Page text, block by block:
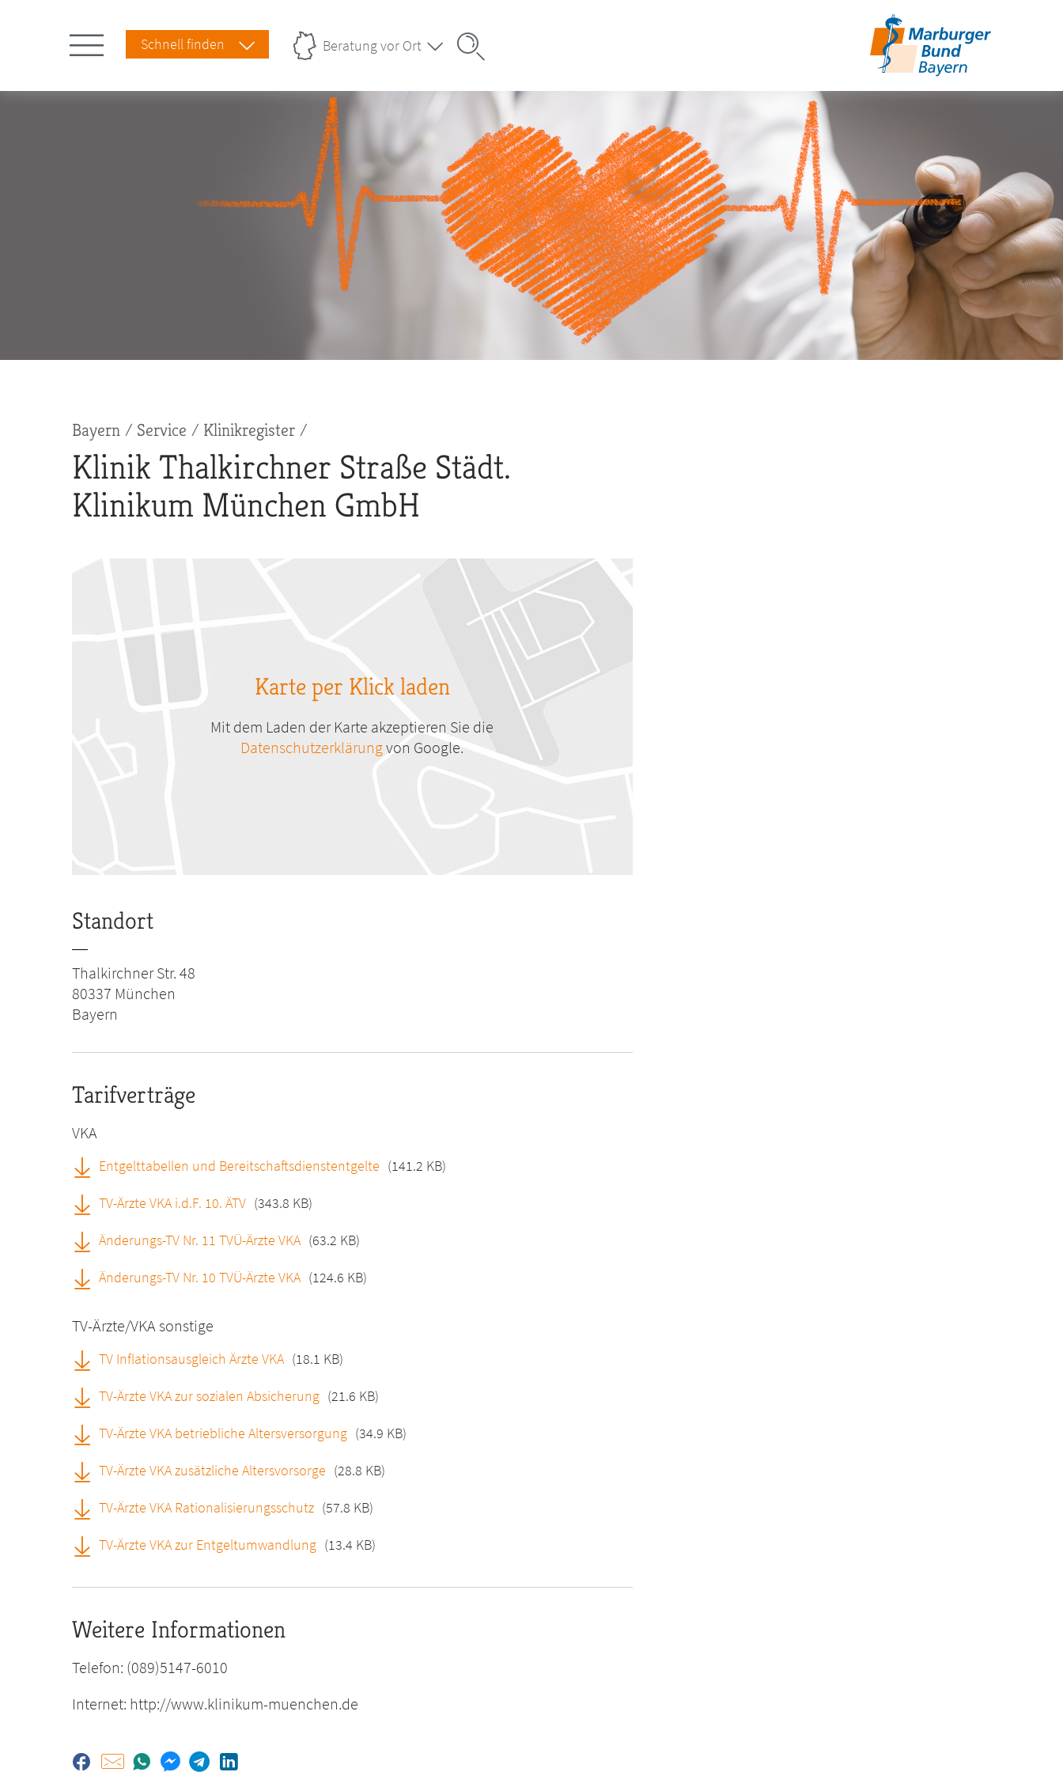
Schnell finden Beratung vor Ort
Pfadnavigation
Bayern Service Klinikregister
Klinik Thalkirchner Straße Städt.
Klinikum München GmbH
Karte per Klick laden
Mit dem Laden der Karte akzeptieren Sie die
Datenschutzerklärungvon Google.
Standort
Thalkirchner Str. 48
80337 München
Bayern
Tarifverträge
VKA
Entgelttabellen und Bereitschaftsdienstentgelte (141.2 KB)
TV-Ärzte VKA i.d.F. 10. ÄTV (343.8 KB)
Änderungs-TV Nr. 11 TVÜ-Ärzte VKA (63.2 KB)
Änderungs-TV Nr. 10 TVÜ-Ärzte VKA (124.6 KB)
TV-Ärzte/VKA sonstige
TV Inflationsausgleich Ärzte VKA (18.1 KB)
TV-Ärzte VKA zur sozialen Absicherung (21.6 KB)
TV-Ärzte VKA betriebliche Altersversorgung (34.9 KB)
TV-Ärzte VKA zusätzliche Altersvorsorge (28.8 KB)
TV-Ärzte VKA Rationalisierungsschutz (57.8 KB)
TV-Ärzte VKA zur Entgeltumwandlung (13.4 KB)
Weitere Informationen
Telefon: (089)5147-6010
Internet: http://www.klinikum-muenchen.de